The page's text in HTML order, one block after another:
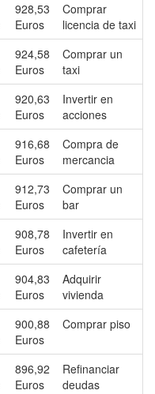
928,53
Euros
Comprar
licencia de taxi
924,58
Euros
Comprar un
taxi
920,63
Euros
Invertir en
acciones
916,68
Euros
Compra de
mercancia
912,73
Euros
Comprar un
bar
908,78
Euros
Invertir en
cafetería
904,83
Euros
Adquirir
vivienda
900,88
Euros
Comprar piso
896,92
Euros
Refinanciar
deudas